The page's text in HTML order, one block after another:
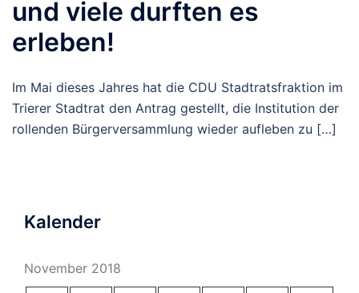
und viele durften es
erleben!
Im Mai dieses Jahres hat die CDU Stadtratsfraktion im
Trierer Stadtrat den Antrag gestellt, die Institution der
rollenden Bürgerversammlung wieder aufleben zu […]
Kalender
November 2018